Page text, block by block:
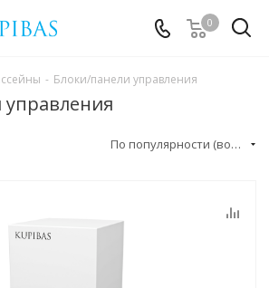
0
- Блоки/панели управления
По популярности (возрастание)